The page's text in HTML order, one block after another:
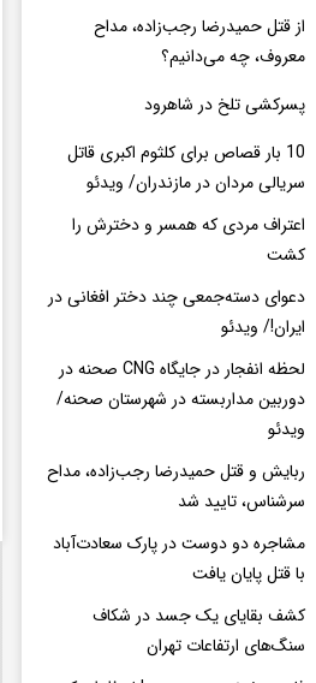
از قتل حمیدرضا رجب‌زاده، مداح
معروف، چه می‌دانیم؟
پسرکشی تلخ در شاهرود
10 بار قصاص برای کلثوم اکبری قاتل
سریالی مردان در مازندران/ ویدئو
اعتراف مردی که همسر و دخترش را
کشت
دعوای دسته‌جمعی چند دختر افغانی در
ایران!/ ویدئو
لحظه انفجار در جایگاه CNG صحنه در
دوربین مداربسته در شهرستان صحنه/
ویدئو
ربایش و قتل حمیدرضا رجب‌زاده، مداح
سرشناس، تایید شد
مشاجره دو دوست در پارک سعادت‌آباد
با قتل پایان یافت
کشف بقایای یک جسد در شکاف
سنگ‌های ارتفاعات تهران